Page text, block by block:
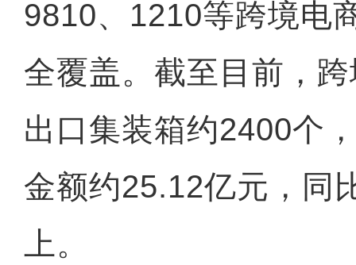
9810、1210等跨境电
全覆盖。截至目前，
出口集装箱约2400个
金额约25.12亿元，同
上。